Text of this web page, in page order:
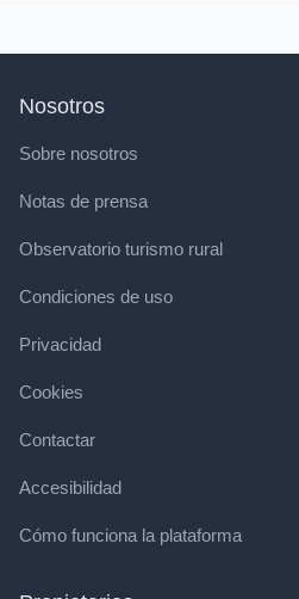
Nosotros
Sobre nosotros
Notas de prensa
Observatorio turismo rural
Condiciones de uso
Privacidad
Cookies
Contactar
Accesibilidad
Cómo funciona la plataforma